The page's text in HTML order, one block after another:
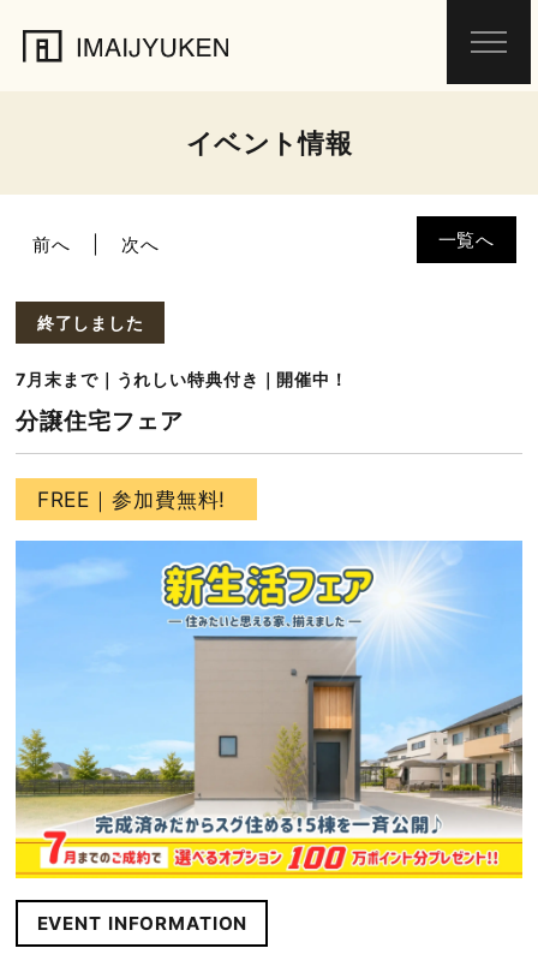
イベント情報
一覧へ
前へ 次へ
終了しました
7月末まで｜うれしい特典付き｜開催中！
分譲住宅フェア
FREE ｜参加費無料!
EVENT INFORMATION